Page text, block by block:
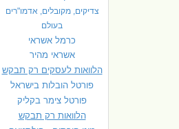
צדיקים, מקובלים, אדמו"רים
בעולם
כרמל אשראי
אשראי מהיר
הלוואות לעסקים רק תבקש
פורטל הובלות בישראל
פורטל צימר בקליק
הלוואות רק תבקש